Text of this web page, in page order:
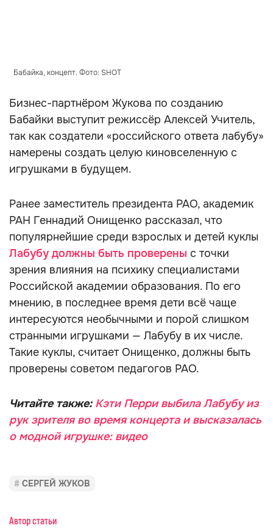
Бабайка, концепт. Фото: SHOT
Бизнес-партнёром Жукова по созданию
Бабайки выступит режиссёр Алексей Учитель,
так как создатели «российского ответа лабубу»
намерены создать целую киновселенную с
игрушками в будущем.
Ранее заместитель президента РАО, академик
РАН Геннадий Онищенко рассказал, что
популярнейшие среди взрослых и детей куклы
Лабубу должны быть проверены с точки
зрения влияния на психику специалистами
Российской академии образования. По его
мнению, в последнее время дети всё чаще
интересуются необычными и порой слишком
странными игрушками — Лабубу в их числе.
Такие куклы, считает Онищенко, должны быть
проверены советом педагогов РАО.
Читайте также: Кэти Перри выбила Лабубу из
рук зрителя во время концерта и высказалась
о модной игрушке: видео
СЕРГЕЙ ЖУКОВ
Автор статьи